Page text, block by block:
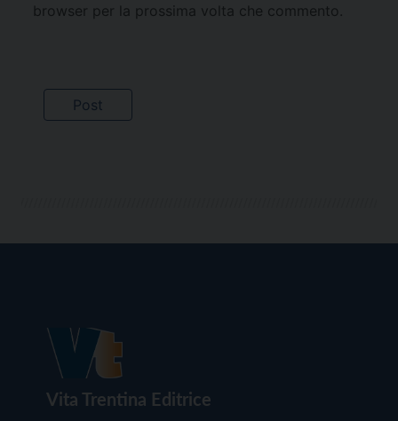
browser per la prossima volta che commento.
Vita Trentina Editrice